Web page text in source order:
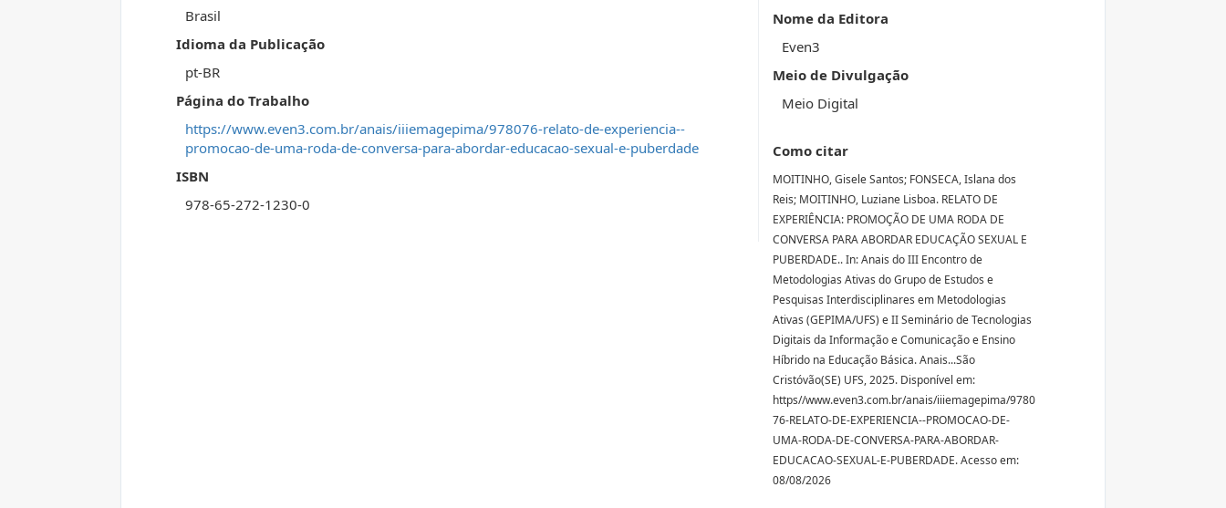
Brasil
Idioma da Publicação
pt-BR
Página do Trabalho
https://www.even3.com.br/anais/iiiemagepima/978076-relato-de-experiencia--
promocao-de-uma-roda-de-conversa-para-abordar-educacao-sexual-e-puberdade
ISBN
978-65-272-1230-0
Nome da Editora
Even3
Meio de Divulgação
Meio Digital
Como citar
MOITINHO, Gisele Santos; FONSECA, Islana dos
Reis; MOITINHO, Luziane Lisboa. RELATO DE
EXPERIÊNCIA: PROMOÇÃO DE UMA RODA DE
CONVERSA PARA ABORDAR EDUCAÇÃO SEXUAL E
PUBERDADE.. In: Anais do III Encontro de
Metodologias Ativas do Grupo de Estudos e
Pesquisas Interdisciplinares em Metodologias
Ativas (GEPIMA/UFS) e II Seminário de Tecnologias
Digitais da Informação e Comunicação e Ensino
Híbrido na Educação Básica. Anais...São
Cristóvão(SE) UFS, 2025. Disponível em:
https//www.even3.com.br/anais/iiiemagepima/9780
76-RELATO-DE-EXPERIENCIA--PROMOCAO-DE-
UMA-RODA-DE-CONVERSA-PARA-ABORDAR-
EDUCACAO-SEXUAL-E-PUBERDADE. Acesso em:
08/08/2026